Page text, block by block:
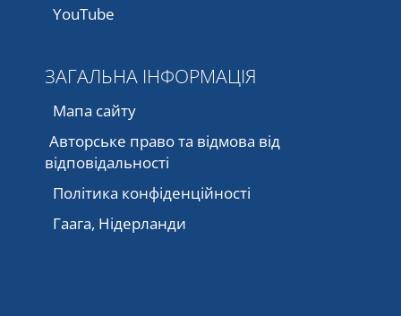
YouTube
ЗАГАЛЬНА ІНФОРМАЦІЯ
Мапа сайту
Авторське право та відмова від
відповідальності
Політика конфіденційності
Гаага, Нідерланди